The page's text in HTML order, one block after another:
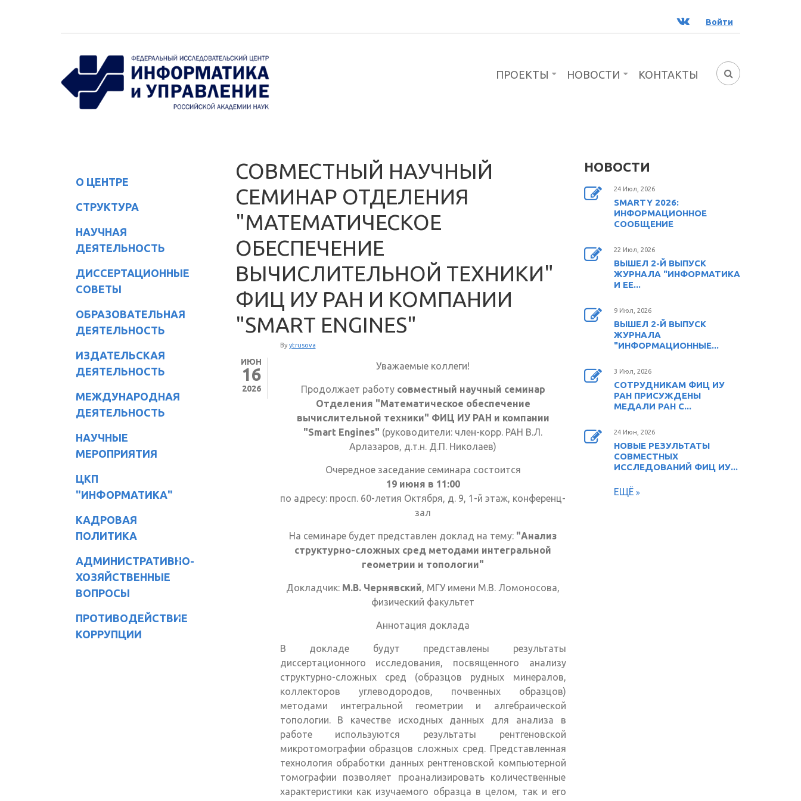
ВК Войти
ФОРМА
ПРОЕКТЫ НОВОСТИ КОНТАКТЫ
О ЦЕНТРЕ
СТРУКТУРА
НАУЧНАЯ
ДЕЯТЕЛЬНОСТЬ
ДИССЕРТАЦИОННЫЕ
СОВЕТЫ
ОБРАЗОВАТЕЛЬНАЯ
ДЕЯТЕЛЬНОСТЬ
ИЗДАТЕЛЬСКАЯ
ДЕЯТЕЛЬНОСТЬ
МЕЖДУНАРОДНАЯ
ДЕЯТЕЛЬНОСТЬ
НАУЧНЫЕ
МЕРОПРИЯТИЯ
ЦКП
"ИНФОРМАТИКА"
КАДРОВАЯ
ПОЛИТИКА
АДМИНИСТРАТИВНО-
ХОЗЯЙСТВЕННЫЕ
ВОПРОСЫ
ПРОТИВОДЕЙСТВИЕ
КОРРУПЦИИ
СОВМЕСТНЫЙ НАУЧНЫЙ
СЕМИНАР ОТДЕЛЕНИЯ
"МАТЕМАТИЧЕСКОЕ
ОБЕСПЕЧЕНИЕ
ВЫЧИСЛИТЕЛЬНОЙ ТЕХНИКИ"
ФИЦ ИУ РАН И КОМПАНИИ
"SMART ENGINES"
ИЮН
16
2026
By ytrusova
Уважаемые коллеги!
Продолжает работу совместный научный семинар
Отделения "Математическое обеспечение
вычислительной техники" ФИЦ ИУ РАН и компании
"Smart Engines" (руководители: член-корр. РАН В.Л.
Арлазаров, д.т.н. Д.П. Николаев)
Очередное заседание семинара состоится
19 июня в 11:00
по адресу: просп. 60-летия Октября, д. 9, 1-й этаж, конференц-
зал
На семинаре будет представлен доклад на тему: "Анализ
структурно-сложных сред методами интегральной
геометрии и топологии"
Докладчик: М.В. Чернявский, МГУ имени М.В. Ломоносова,
физический факультет
Аннотация доклада
В докладе будут представлены результаты
диссертационного исследования, посвященного анализу
структурно-сложных сред (образцов рудных минералов,
коллекторов углеводородов, почвенных образцов)
методами интегральной геометрии и алгебраической
топологии. В качестве исходных данных для анализа в
работе используются результаты рентгеновской
микротомографии образцов сложных сред. Представленная
технология обработки данных рентгеновской компьютерной
томографии позволяет проанализировать количественные
характеристики как изучаемого образца в целом, так и его
НОВОСТИ
24 Июл, 2026
SMARTY 2026:
ИНФОРМАЦИОННОЕ
СООБЩЕНИЕ
22 Июл, 2026
ВЫШЕЛ 2-Й ВЫПУСК
ЖУРНАЛА "ИНФОРМАТИКА
И ЕЕ...
9 Июл, 2026
ВЫШЕЛ 2-Й ВЫПУСК
ЖУРНАЛА
"ИНФОРМАЦИОННЫЕ...
3 Июл, 2026
СОТРУДНИКАМ ФИЦ ИУ
РАН ПРИСУЖДЕНЫ
МЕДАЛИ РАН С...
24 Июн, 2026
НОВЫЕ РЕЗУЛЬТАТЫ
СОВМЕСТНЫХ
ИССЛЕДОВАНИЙ ФИЦ ИУ...
ЕЩЁ